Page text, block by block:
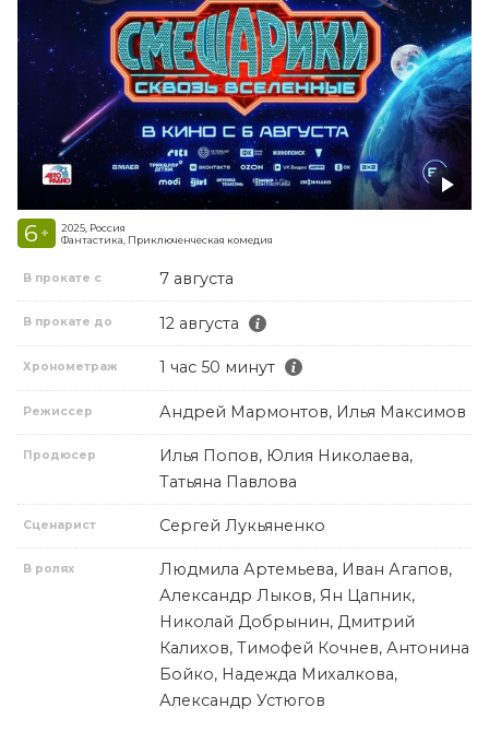
6 +
2025, Россия
Фантастика, Приключенческая комедия
В прокате с 7 августа
В прокате до 12 августа
Хронометраж 1 час 50 минут
Режиссер Андрей Мармонтов, Илья Максимов
Продюсер
Илья Попов, Юлия Николаева,
Татьяна Павлова
Сценарист Сергей Лукьяненко
В ролях
Людмила Артемьева, Иван Агапов,
Александр Лыков, Ян Цапник,
Николай Добрынин, Дмитрий
Калихов, Тимофей Кочнев, Антонина
Бойко, Надежда Михалкова,
Александр Устюгов